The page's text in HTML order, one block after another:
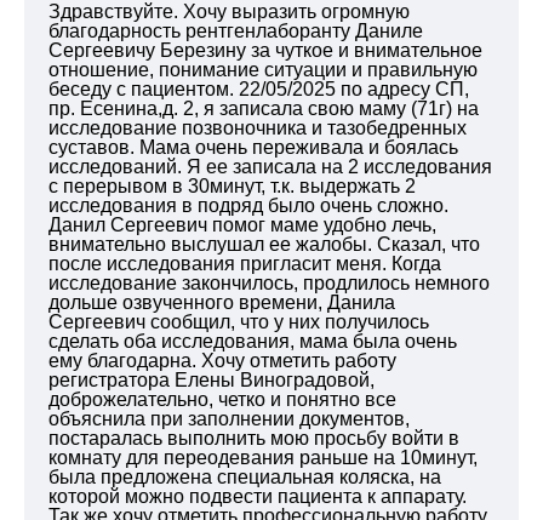
Здравствуйте. Хочу выразить огромную
благодарность рентгенлаборанту Даниле
Сергеевичу Березину за чуткое и внимательное
отношение, понимание ситуации и правильную
беседу с пациентом. 22/05/2025 по адресу СП,
пр. Есенина,д. 2, я записала свою маму (71г) на
исследование позвоночника и тазобедренных
суставов. Мама очень переживала и боялась
исследований. Я ее записала на 2 исследования
с перерывом в 30минут, т.к. выдержать 2
исследования в подряд было очень сложно.
Данил Сергеевич помог маме удобно лечь,
внимательно выслушал ее жалобы. Сказал, что
после исследования пригласит меня. Когда
исследование закончилось, продлилось немного
дольше озвученного времени, Данила
Сергеевич сообщил, что у них получилось
сделать оба исследования, мама была очень
ему благодарна. Хочу отметить работу
регистратора Елены Виноградовой,
доброжелательно, четко и понятно все
объяснила при заполнении документов,
постаралась выполнить мою просьбу войти в
комнату для переодевания раньше на 10минут,
была предложена специальная коляска, на
которой можно подвести пациента к аппарату.
Так же хочу отметить профессиональную работу